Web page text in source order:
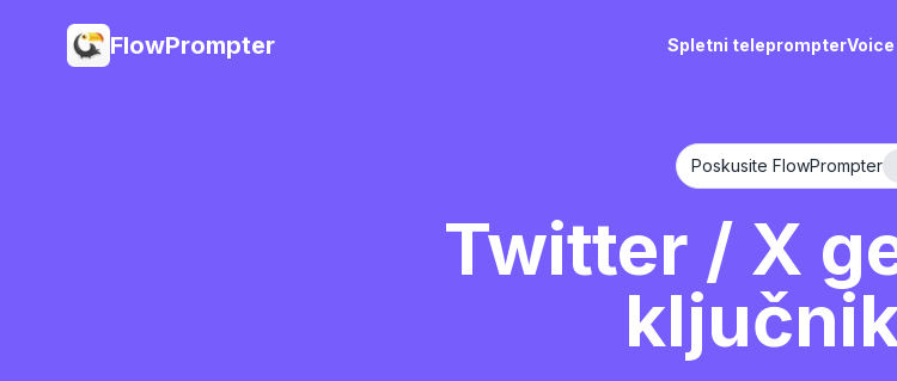
FlowPrompter Spletni teleprompter
Poskusite FlowPrompter
Twitter / X